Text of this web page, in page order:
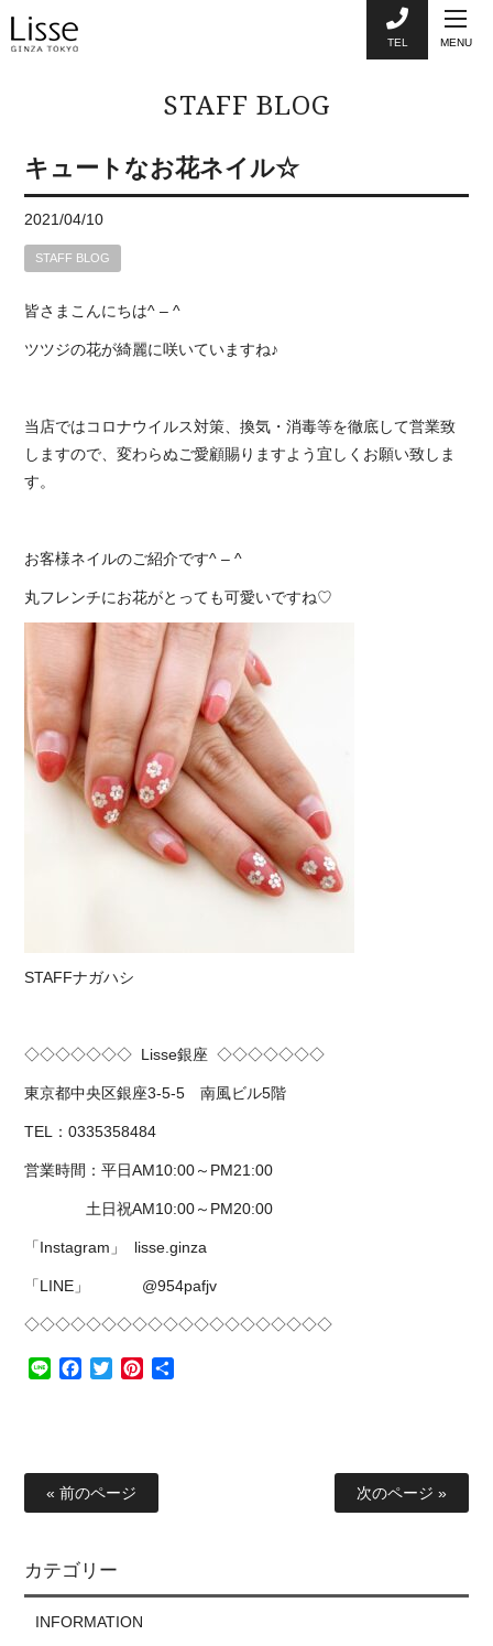
TEL MENU
STAFF BLOG
キュートなお花ネイル☆
2021/04/10
STAFF BLOG
皆さまこんにちは^ – ^
ツツジの花が綺麗に咲いていますね♪
当店ではコロナウイルス対策、換気・消毒等を徹底して営業致
しますので、変わらぬご愛顧賜りますよう宜しくお願い致しま
す。
お客様ネイルのご紹介です^ – ^
丸フレンチにお花がとっても可愛いですね♡
STAFFナガハシ
◇◇◇◇◇◇◇ Lisse銀座 ◇◇◇◇◇◇◇
東京都中央区銀座3-5-5南風ビル5階
TEL ： 0335358484
営業時間：平日AM10:00～ PM21:00
土日祝AM10:00～ PM20:00
「Instagram 」 lisse.ginza
「LINE」 @954pafjv
◇◇◇◇◇◇◇◇◇◇◇◇◇◇◇◇◇◇◇◇
Line Facebook
TwitterPinterest
« 前のページ 次のページ »
カテゴリー
INFORMATION